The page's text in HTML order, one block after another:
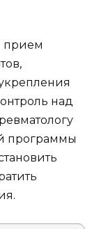
прием
над
программы